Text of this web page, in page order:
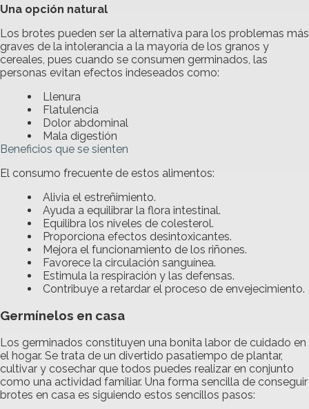
Una opción natural
Los brotes pueden ser la alternativa para los problemas más
graves de la intolerancia a la mayoría de los granos y
cereales, pues cuando se consumen germinados, las
personas evitan efectos indeseados como:
Llenura
Flatulencia
Dolor abdominal
Mala digestión
Beneficios que se sienten
El consumo frecuente de estos alimentos:
Alivia el estreñimiento.
Ayuda a equilibrar la flora intestinal.
Equilibra los niveles de colesterol.
Proporciona efectos desintoxicantes.
Mejora el funcionamiento de los riñones.
Favorece la circulación sanguínea.
Estimula la respiración y las defensas.
Contribuye a retardar el proceso de envejecimiento.
Germínelos en casa
Los germinados constituyen una bonita labor de cuidado en
el hogar. Se trata de un divertido pasatiempo de plantar,
cultivar y cosechar que todos puedes realizar en conjunto
como una actividad familiar. Una forma sencilla de conseguir
brotes en casa es siguiendo estos sencillos pasos: